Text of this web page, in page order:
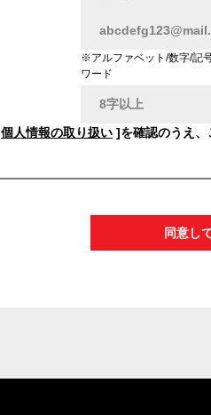
※アルファベット/数字/記
ワード
個人情報の取り扱い ]を確認のうえ
同意し